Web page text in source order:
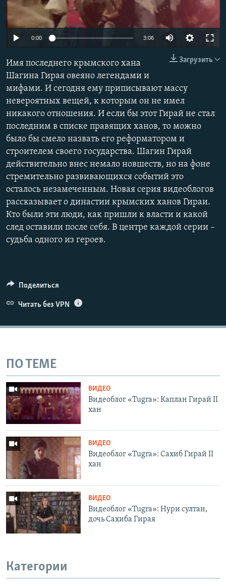
ПОБЕДИТЕЛЕЙ НЕ СУДЯТ?
КРЫМ.НЕПОКОРЕННЫЙ
УКРАИНСКАЯ ПРОБЛЕМА КРЫМА
ПРИСОЕДИНЯЙТЕСЬ!
Все сайты RFE/RL
0:00 3:06
Загрузить
Имя последнего крымского хана
Шагина Гирая овеяно легендами и
мифами. И сегодня ему приписывают массу
невероятных вещей, к которым он не имел
никакого отношения. И если бы этот Гирай не стал
последним в списке правящих ханов, то можно
было бы смело назвать его реформатором и
строителем своего государства. Шагин Гирай
действительно внес немало новшеств, но на фоне
стремительно развивающихся событий это
осталось незамеченным. Новая серия видеоблогов
рассказывает о династии крымских ханов Гираи.
Кто были эти люди, как пришли к власти и какой
след оставили после себя. В центре каждой серии –
судьба одного из героев.
Поделиться
Читать без VPN
ПО ТЕМЕ
ВИДЕО
Видеоблог «Tugra»: Каплан Гирай II
хан
ВИДЕО
Видеоблог «Tugra»: Сахиб Гирай II
хан
ВИДЕО
Видеоблог «Tugra»: Нури султан,
дочь Сахиба Гирая
Категории